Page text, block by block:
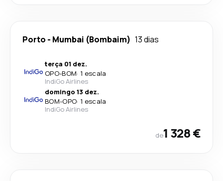
Porto - Mumbai (Bombaim) 13 dias
terça 01 dez.
OPO-BOM· 1 escala
IndiGo Airlines
domingo 13 dez.
BOM-OPO· 1 escala
IndiGo Airlines
de1 328 €